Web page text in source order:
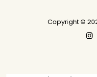
Copyright ©